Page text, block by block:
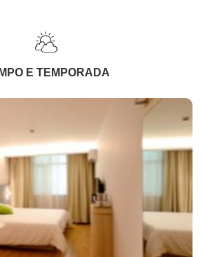
E TEMPORADA